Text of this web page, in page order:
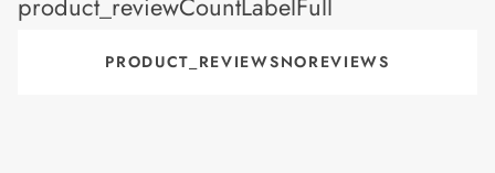
PRODUCT_REVIEWSNOREVIEWS